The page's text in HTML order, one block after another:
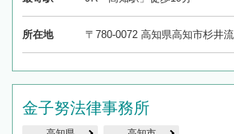
所在地 〒780-0072 高知県高知市杉井
金子努法律事務所